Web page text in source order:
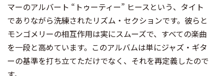
マーのアルバート “トゥーティー” ヒースという、タイト
でありながら洗練されたリズム・セクションです。彼らと
モンゴメリーの相互作用は実にスムーズで、すべての楽曲
を一段と高めています。このアルバムは単にジャズ・ギタ
ーの基準を打ち立てただけでなく、それを再定義したので